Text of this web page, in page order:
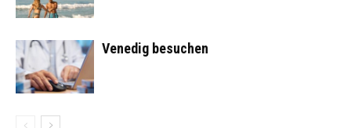
Venedig besuchen